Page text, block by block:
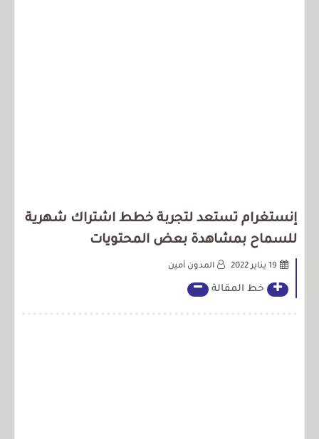
إنستغرام تستعد لتجربة خطط اشتراك شهرية
للسماح بمشاهدة بعض المحتويات
19 يناير 2022 المدون أمين
خط المقالة